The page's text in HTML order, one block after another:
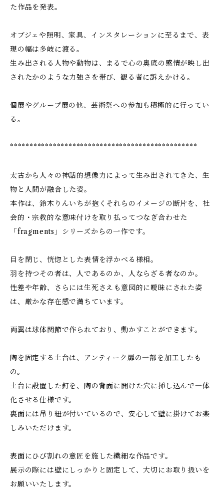
た作品を発表。
オブジェや照明、家具、インスタレーションに至るまで、表
現の幅は多岐に渡る。
生み出される人物や動物は、まるで心の奥底の感情が映し出
されたかのような力強さを帯び、観る者に訴えかける。
個展やグループ展の他、芸術祭への参加も積極的に行ってい
る。
************************************************
太古から人々の神話的想像力によって生み出されてきた、生
物と人間が融合した姿。
本作は、鈴木りんいちが抱くそれらのイメージの断片を、社
会的・宗教的な意味付けを取り払ってつなぎ合わせた
「fragments」シリーズからの一作です。
目を閉じ、恍惚とした表情を浮かべる様相。
羽を持つその者は、人であるのか、人ならざる者なのか。
性差や年齢、さらには生死さえも意図的に曖昧にされた姿
は、厳かな存在感で満ちています。
両翼は球体関節で作られており、動かすことができます。
陶を固定する土台は、アンティーク扉の一部を加工したも
の。
土台に設置した釘を、陶の背面に開けた穴に挿し込んで一体
化させる仕様です。
裏面には吊り紐が付いているので、安心して壁に掛けてお楽
しみいただけます。
表面にひび割れの意匠を施した繊細な作品です。
展示の際には壁にしっかりと固定して、大切にお取り扱いを
お願いいたします。